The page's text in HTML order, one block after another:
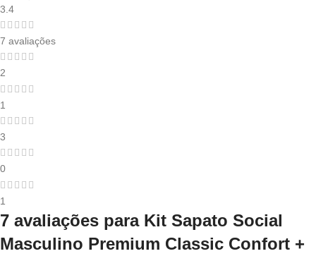
3.4
7 avaliações
2
1
3
0
1
7 avaliações para Kit Sapato Social
Masculino Premium Classic Confort +